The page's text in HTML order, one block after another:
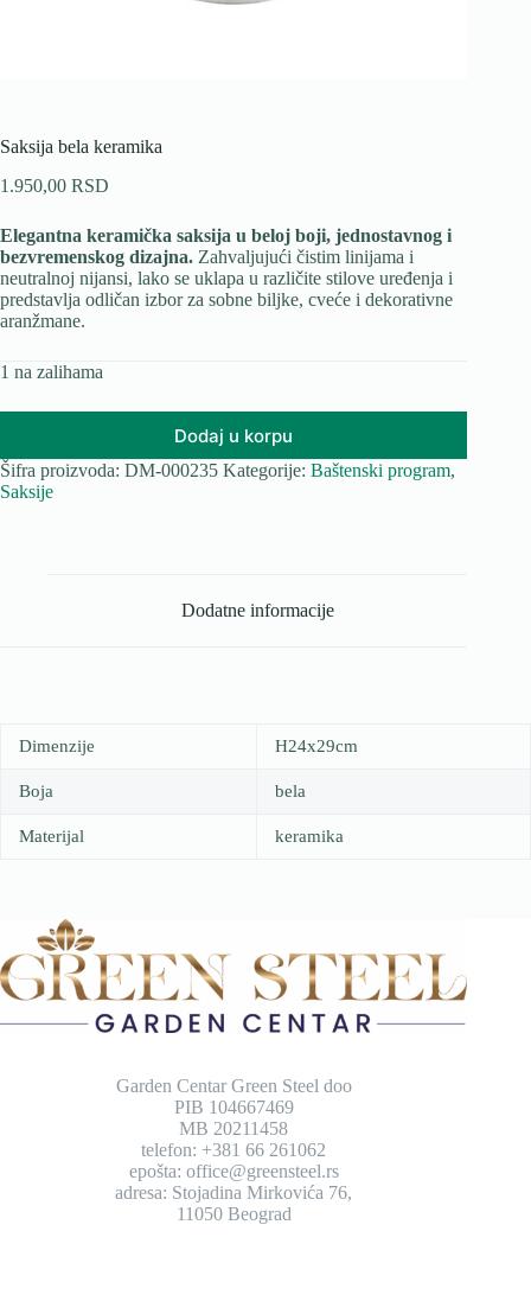
Saksija bela keramika
1.950,00 RSD
Elegantna keramička saksija u beloj boji, jednostavnog i
bezvremenskog dizajna. Zahvaljujući čistim linijama i
neutralnoj nijansi, lako se uklapa u različite stilove uređenja i
predstavlja odličan izbor za sobne biljke, cveće i dekorativne
aranžmane.
1 na zalihama
Dodaj u korpu
Šifra proizvoda: DM-000235 Kategorije: Baštenski program,
Saksije
Dodatne informacije
Dimenzije H24x29cm
Boja bela
Materijal keramika
Garden Centar Green Steel doo
PIB 104667469
MB 20211458
telefon: +381 66 261062
epošta: office@greensteel.rs
adresa: Stojadina Mirkovića 76,
11050 Beograd